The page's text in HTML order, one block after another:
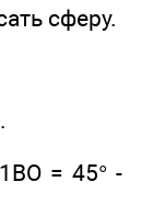
сферу.
= 45° -